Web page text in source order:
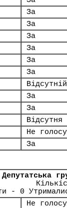
За
За
За
За
За
За
Відсутній
За
За
Відсутня
Не
За
Депутатська
- 0
Не